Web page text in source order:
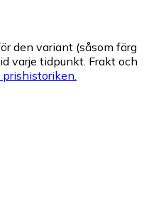
den variant (såsom färg
varje tidpunkt. Frakt och